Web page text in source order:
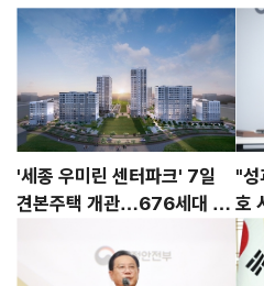
서한순 전 인사혁신처 인재채용국장이 '세
상처 다루듯)'를 주제로 특강을 진행했다. 조 시장은 "중국 고사에는 백성의 생업
기반을 마련한다는 '제민지산(制民之産)'
'시민여상(視民如傷)'이라는 말이 있다"며
가 왜 중요한지 함께 생각해 보는 시간이 되길 바란
회와 청와대를 직접 찾아 행정수도특별법
기울이는 중요한 시기가 될 것"이라며 "직
하고 시민의 입장에서 업무를 추진해 달라"고 당부했다. 강
국장은 "공직의 책임은 더 많이 보고, 더
'세종 우미린 센터파크' 7일
견본주택 개관…676세대 분
"성
호
빼